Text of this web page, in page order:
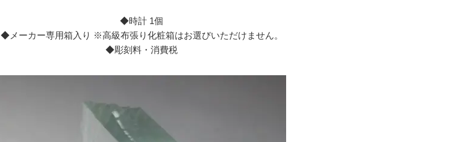
◆時計 1個
◆メーカー専用箱入り ※高級布張り化粧箱はお選びいただけません。
◆彫刻料・消費税